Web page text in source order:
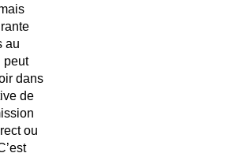
au
peut
dans
de
ou